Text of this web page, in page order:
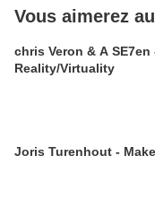
Vous aimerez
chris Veron & A SE7en
Reality/Virtuality
Joris Turenhout -